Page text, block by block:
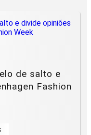
de salto e
Fashion